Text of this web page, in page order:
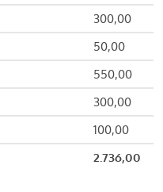
300,00
50,00
550,00
300,00
100,00
2.736,00